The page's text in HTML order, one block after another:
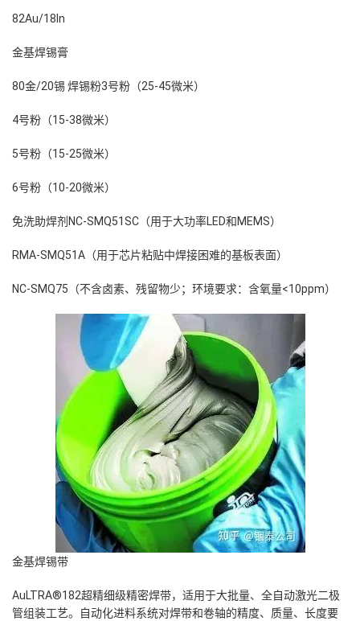
82Au/18In
金基焊锡膏
80金/20锡 焊锡粉3号粉（25-45微米）
4号粉（15-38微米）
5号粉（15-25微米）
6号粉（10-20微米）
免洗助焊剂NC-SMQ51SC（用于大功率LED和MEMS）
RMA-SMQ51A（用于芯片粘贴中焊接困难的基板表面）
NC-SMQ75（不含卤素、残留物少；环境要求：含氧量<10ppm）
金基焊锡带
AuLTRA®182超精细级精密焊带，适用于大批量、全自动激光二极
管组装工艺。自动化进料系统对焊带和卷轴的精度、质量、长度要